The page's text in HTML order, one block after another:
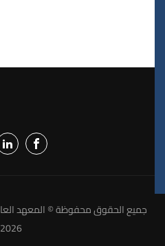
جميع الحقوق محفوظة © المعهد العالي
2026